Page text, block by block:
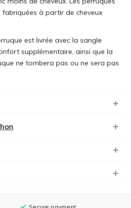
à partir de cheveux
est livrée avec la sangle
supplémentaire, ainsi que la
ne tombera pas ou ne sera pas